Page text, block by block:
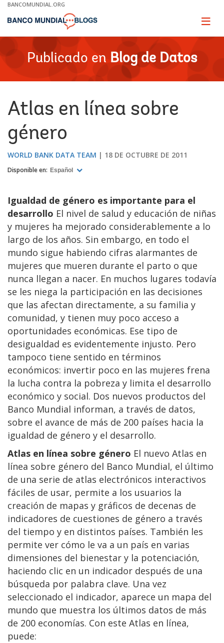
Skip
Main
BANCOMUNDIAL.ORG
Page
Publicado en Blog de Datos
Atlas en línea sobre
género
WORLD BANK DATA TEAM 18 DE OCTUBRE DE 2011
Disponible en: Español
Igualdad de género es importante para el
desarrollo El nivel de salud y educación de niñas
y mujeres ha mejorado considerablemente a lo
largo de los años. Sin embargo, en todo el
mundo sigue habiendo cifras alarmantes de
mujeres que mueren durante el parto o que
nunca llegan a nacer. En muchos lugares todavía
se les niega la participación en las decisiones
que las afectan directamente, a su familia y
comunidad, y tienen muy poco acceso a
oportunidades económicas. Ese tipo de
desigualdad es evidentemente injusto. Pero
tampoco tiene sentido en términos
económicos: invertir poco en las mujeres frena
la lucha contra la pobreza y limita el desarrollo
económico y social. Dos nuevos productos del
Banco Mundial informan, a través de datos,
sobre el avance de más de 200 países hacia la
igualdad de género y el desarrollo.
Atlas en línea sobre género El nuevo Atlas en
línea sobre género del Banco Mundial, el último
de una serie de atlas electrónicos interactivos
fáciles de usar, permite a los usuarios la
creación de mapas y gráficos de decenas de
indicadores de cuestiones de género a través
del tiempo y en distintos países. También les
permite ver cómo le va a un país en varias
dimensiones del bienestar y la potenciación,
haciendo clic en un indicador después de una
búsqueda por palabra clave. Una vez
seleccionado el indicador, aparece un mapa del
mundo que muestra los últimos datos de más
de 200 economías. Con este Atlas en línea,
puede: